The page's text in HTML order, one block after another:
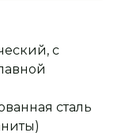
с
сталь